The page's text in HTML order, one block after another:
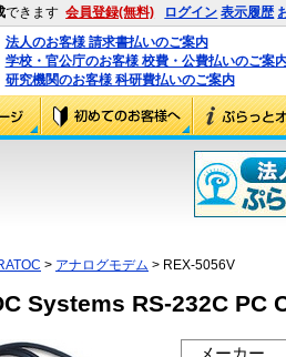
できます 会員登録(無料) ログイン 表示履歴
法人のお客様 請求書払いのご案内
学校・官公庁のお客様 校費・公費払いのご案
研究機関のお客様 科研費払いのご案内
> アナログモデム > REX-5056V
Systems RS-232C PC
メーカー